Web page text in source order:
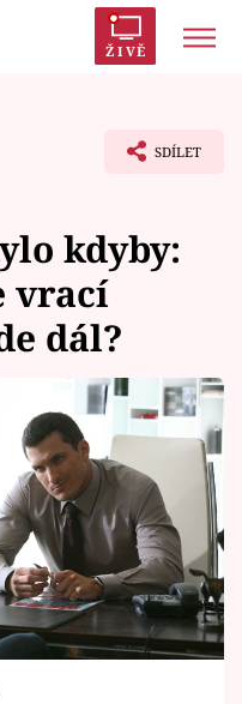
ŽIVĚ
Vary
SDÍLET
kdyby:
vrací
dál?